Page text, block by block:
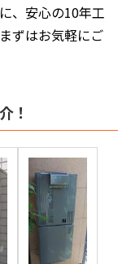
、安心の10年工
ずはお気軽にご
！